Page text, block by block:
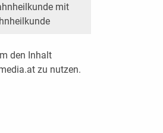
mit
den Inhalt
zu nutzen.